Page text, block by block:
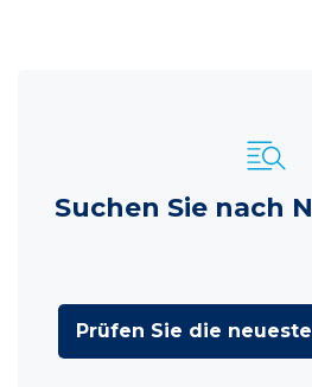
Suchen Sie nach
Prüfen Sie die